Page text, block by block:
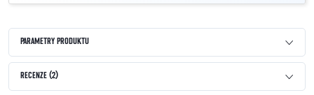
PARAMETRY PRODUKTU
RECENZE (2)